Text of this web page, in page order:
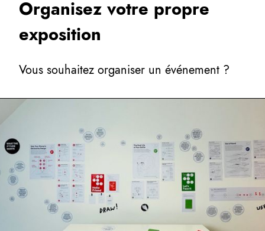
Organisez votre propre
exposition
Vous souhaitez organiser un événement ?